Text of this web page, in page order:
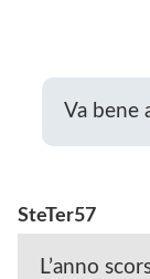
Va bene
SteTer57
L’anno